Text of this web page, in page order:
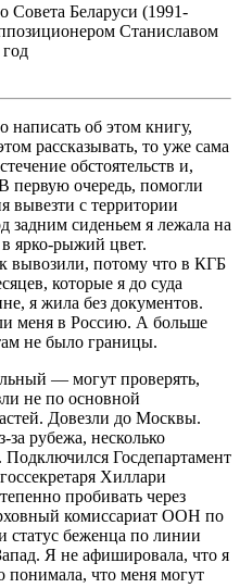
Совета Беларуси (1991-
Станиславом
об этом книгу,
рассказывать, то уже сама
обстоятельств и,
первую очередь, помогли
вывезти с территории
сиденьем я лежала на
ярко-рыжий цвет.
вывозили, потому что в КГБ
которые я до суда
я жила без документов.
меня в Россию. А больше
не было границы.
— могут проверять,
не по основной
Довезли до Москвы.
за рубежа, несколько
Подключился Госдепартамент
Хиллари
пробивать через
комиссариат ООН по
статус беженца по линии
Я не афишировала, что я
понимала, что меня могут